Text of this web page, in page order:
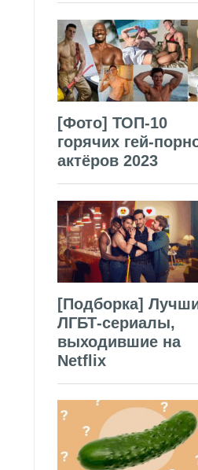
[Фото] ТОП-10
горячих гей-
актёров 2023
[Подборка]
ЛГБТ-сериалы,
выходившие на
Netflix